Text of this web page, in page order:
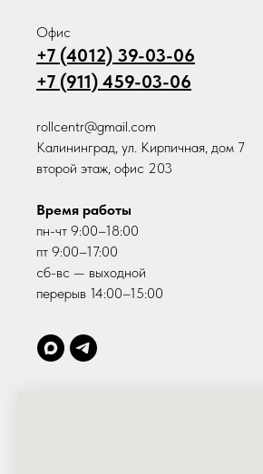
Офис
+7 (4012) 39-03-06
+7 (911) 459-03-06
rollcentr@gmail.com
Калининград, ул. Кирпичная, дом 7
второй этаж, офис 203
Время работы
пн-чт 9:00–18:00
пт 9:00–17:00
сб-вс — выходной
перерыв 14:00–15:00